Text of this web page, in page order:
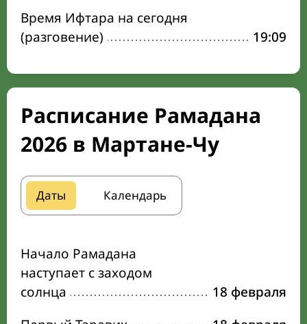
Время Ифтара на сегодня
(разговение)
19:09
Расписание Рамадана
2026 в Мартане-Чу
Даты Календарь
Начало Рамадана
наступает с заходом
солнца
18 февраля